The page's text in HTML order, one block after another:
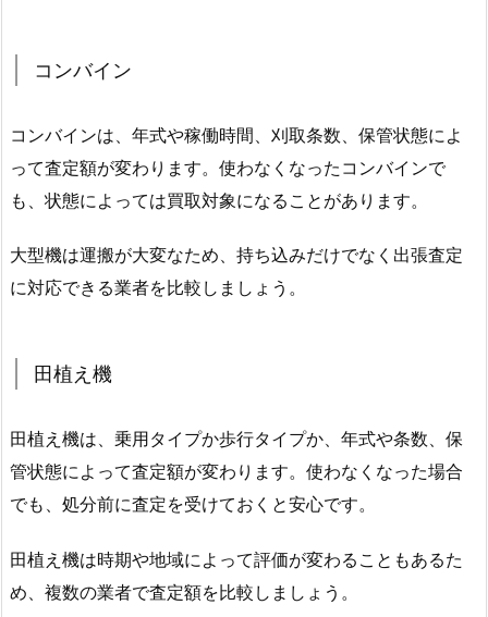
コンバイン
コンバインは、年式や稼働時間、刈取条数、保管状態によ
って査定額が変わります。使わなくなったコンバインで
も、状態によっては買取対象になることがあります。
大型機は運搬が大変なため、持ち込みだけでなく出張査定
に対応できる業者を比較しましょう。
田植え機
田植え機は、乗用タイプか歩行タイプか、年式や条数、保
管状態によって査定額が変わります。使わなくなった場合
でも、処分前に査定を受けておくと安心です。
田植え機は時期や地域によって評価が変わることもあるた
め、複数の業者で査定額を比較しましょう。